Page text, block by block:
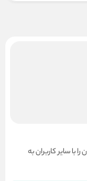
با سایر کاربران به